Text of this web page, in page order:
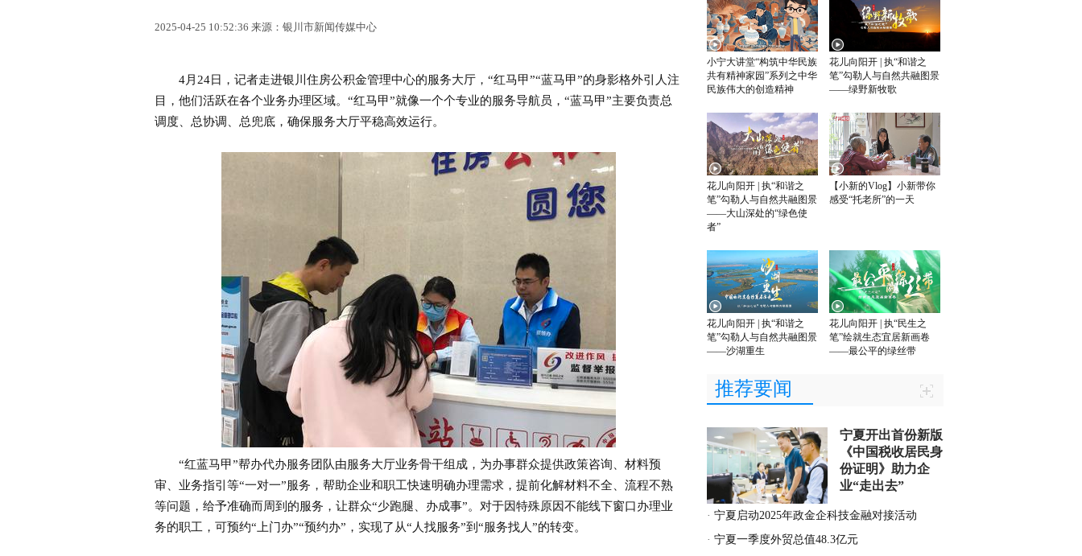
2025-04-25 10:52:36 来源：银川市新闻传媒中心
4月24日，记者走进银川住房公积金管理中心的服务大厅，“红马甲”“蓝马甲”的身影格外引人注
目，他们活跃在各个业务办理区域。“红马甲”就像一个个专业的服务导航员，“蓝马甲”主要负责总
调度、总协调、总兜底，确保服务大厅平稳高效运行。
“红蓝马甲”帮办代办服务团队由服务大厅业务骨干组成，为办事群众提供政策咨询、材料预
审、业务指引等“一对一”服务，帮助企业和职工快速明确办理需求，提前化解材料不全、流程不熟
等问题，给予准确而周到的服务，让群众“少跑腿、办成事”。对于因特殊原因不能线下窗口办理业
务的职工，可预约“上门办”“预约办”，实现了从“人找服务”到“服务找人”的转变。
小宁大讲堂“构筑中华民族
共有精神家园”系列之中华
民族伟大的创造精神
花儿向阳开 | 执“和谐之
笔”勾勒人与自然共融图景
——绿野新牧歌
花儿向阳开 | 执“和谐之
笔”勾勒人与自然共融图景
——大山深处的“绿色使
者”
【小新的Vlog】小新带你
感受“托老所”的一天
花儿向阳开 | 执“和谐之
笔”勾勒人与自然共融图景
——沙湖重生
花儿向阳开 | 执“民生之
笔”绘就生态宜居新画卷
——最公平的绿丝带
推荐要闻
宁夏开出首份新版
《中国税收居民身
份证明》助力企
业“走出去”
· 宁夏启动2025年政金企科技金融对接活动
· 宁夏一季度外贸总值48.3亿元